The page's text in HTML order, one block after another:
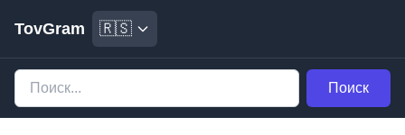
TovGram 🇷🇸
Поиск